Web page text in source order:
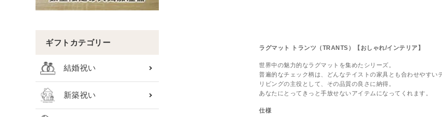
ギフトカテゴリー
結婚祝い
新築祝い
ラグマット トランツ（TRANTS）【おしゃれ/インテリア】
世界中の魅力的なラグマットを集めたシリーズ。
普遍的なチェック柄は、どんなテイストの家具とも合わせやすい
リビングの主役として、その品質の良さに納得。
あなたにとってきっと手放せないアイテムになってくれます。
仕様